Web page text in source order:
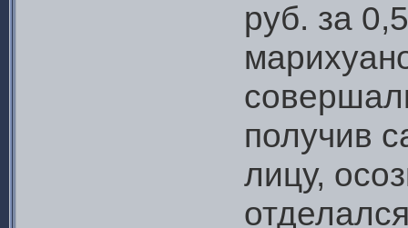
руб. за
получив
лицу,